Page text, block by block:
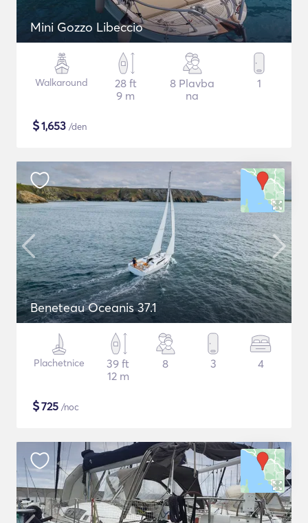
Mini Gozzo Libeccio
Walkaround
28 ft
9 m
8 Plavba
na
1
$1,653 /den
Beneteau Oceanis 37.1
Plachetnice
39 ft
12 m
8 3 4
$725 /noc